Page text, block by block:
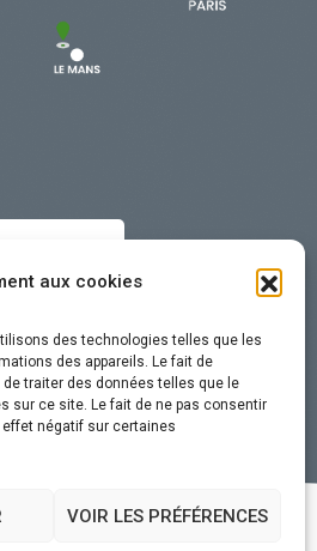
aux cookies
des technologies telles que les
des appareils. Le fait de
traiter des données telles que le
sur ce site. Le fait de ne pas consentir
négatif sur certaines
VOIR LES PRÉFÉRENCES